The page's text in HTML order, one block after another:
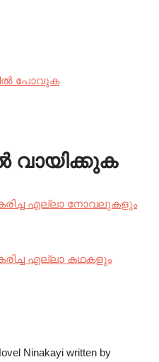
പോവുക
വായിക്കുക
എല്ലാ നോവലുകളും
എല്ലാ കഥകളും
Ninakayi written by